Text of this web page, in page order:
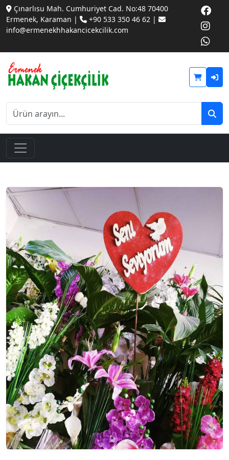
Çınarlısu Mah. Cumhuriyet Cad. No:48 70400
Ermenek, Karaman |
+90 533 350 46 62 |
info@ermenekhhakancicekcilik.com